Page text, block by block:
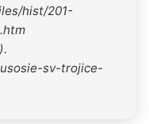
hist/201-
sv-trojice-